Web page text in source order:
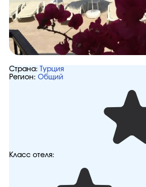
Страна:
Турция
Регион: Общий
Класс отеля: